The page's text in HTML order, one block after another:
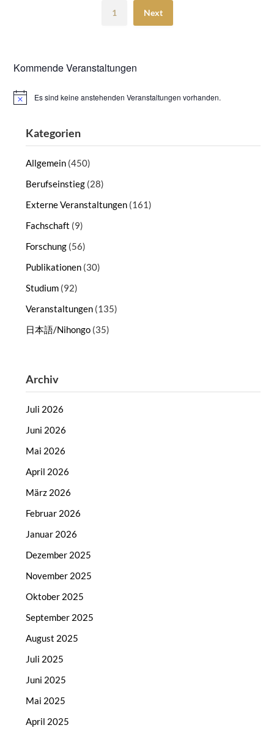
1 Next
Kommende Veranstaltungen
HinweisEs sind keine anstehenden Veranstaltungen vorhanden.
Kategorien
Allgemein (450)
Berufseinstieg (28)
Externe Veranstaltungen (161)
Fachschaft (9)
Forschung (56)
Publikationen (30)
Studium (92)
Veranstaltungen (135)
日本語/Nihongo (35)
Archiv
Juli 2026
Juni 2026
Mai 2026
April 2026
März 2026
Februar 2026
Januar 2026
Dezember 2025
November 2025
Oktober 2025
September 2025
August 2025
Juli 2025
Juni 2025
Mai 2025
April 2025